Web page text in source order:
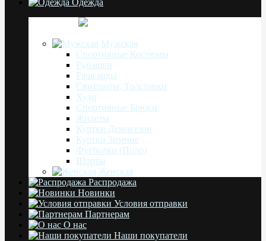
Одежда
Мужская
Спортивные Костюмы
Рубашки
Рашгарды
Свитшоты, Толстовки
Худи
Спортивные Брюки
Жилеты
Куртки Демисезон
Куртки Зимние
Футболки (Поло)
Шорты
Женская
Распродажа
Новинки
Условия отправки
Партнерам
О нас
Наши покупатели